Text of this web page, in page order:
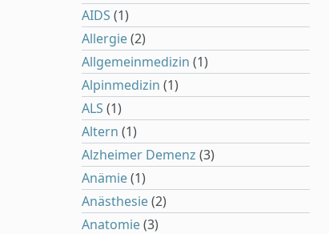
AIDS (1)
Allergie(2)
Allgemeinmedizin (1)
Alpinmedizin (1)
ALS (1)
Altern (1)
Alzheimer Demenz (3)
Anämie(1)
Anästhesie(2)
Anatomie(3)